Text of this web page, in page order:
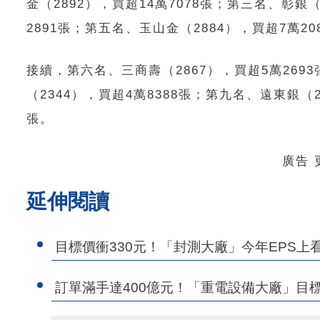
金（2892），買超14萬7078張；第三名、彰銀
2891張；第五名、玉山金（2884），買超7萬
接續，第六名、三商壽（2867），買超5萬
（2344），買超4萬8388張；第九名、遠東銀
張。
廣告
延伸閱讀
目標價衝330元！「封測大廠」今年EPS
訂單滿手達400億元！「重電設備大廠」